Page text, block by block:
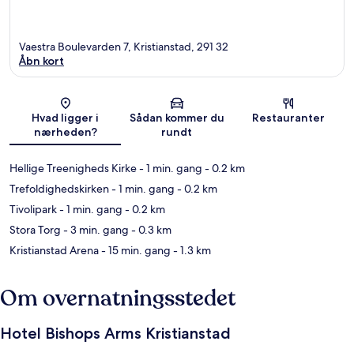
Kort
Vaestra Boulevarden 7, Kristianstad, 291 32
Åbn kort
Hvad ligger i
nærheden?
Sådan kommer du
rundt
Restauranter
Hellige Treenigheds Kirke- 1 min. gang - 0.2 km
Trefoldighedskirken- 1 min. gang - 0.2 km
Tivolipark- 1 min. gang - 0.2 km
Stora Torg - 3 min. gang - 0.3 km
Kristianstad Arena- 15 min. gang - 1.3 km
Om overnatningsstedet
Hotel Bishops Arms Kristianstad